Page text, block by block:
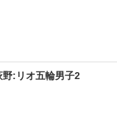
:リオ五輪男子2